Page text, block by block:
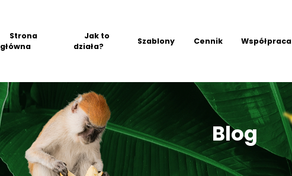
Strona
główna
Jak to
działa?
Szablony Cennik Współpraca
Blog